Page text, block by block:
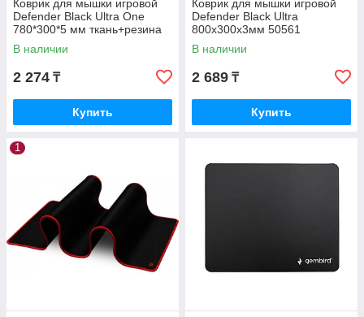
Коврик для мышки игровой
Defender Black Ultra One
780*300*5 мм ткань+резина
50004
В наличии
2 274 ₸
Купить
Коврик для мышки игровой
Defender Black Ultra
800х300х3мм 50561
В наличии
2 689 ₸
Купить
1